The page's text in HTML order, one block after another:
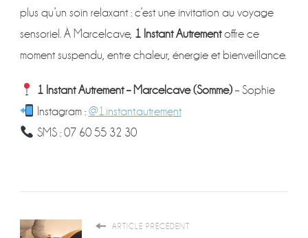
plus qu’un soin relaxant : c’est une invitation au voyage
sensoriel. À Marcelcave, 1 Instant Autrementoffre ce
moment suspendu, entre chaleur, énergie et bienveillance.
1 Instant Autrement – Marcelcave (Somme)– Sophie
Instagram : @1.instant.autrement
SMS : 07 60 55 32 30
ARTICLE PRÉCÉDENT